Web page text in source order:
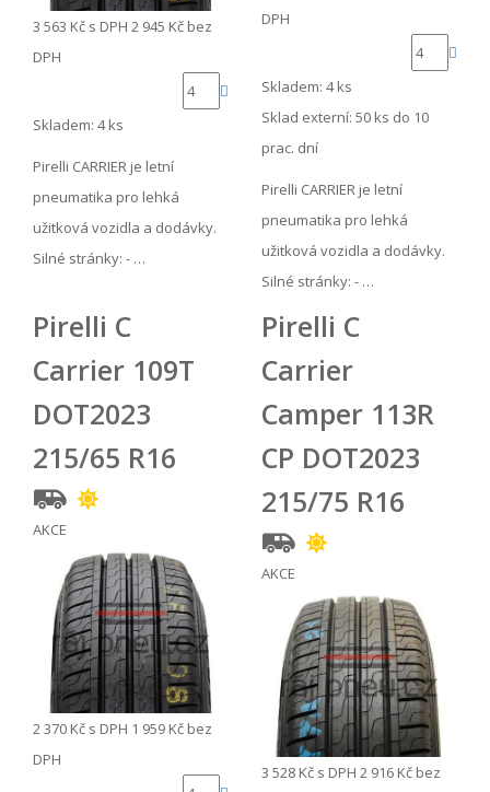
3 563 Kč s DPH 2 945 Kč bez
DPH
Skladem: 4 ks
Pirelli CARRIER je letní
pneumatika pro lehká
užitková vozidla a dodávky.
Silné stránky: - …
DPH
Skladem: 4 ks
Sklad externí: 50 ks do 10
prac. dní
Pirelli CARRIER je letní
pneumatika pro lehká
užitková vozidla a dodávky.
Silné stránky: - …
Pirelli C
Carrier 109T
DOT2023
215/65 R16
AKCE
2 370 Kč s DPH 1 959 Kč bez
DPH
Pirelli C
Carrier
Camper 113R
CP DOT2023
215/75 R16
AKCE
3 528 Kč s DPH 2 916 Kč bez